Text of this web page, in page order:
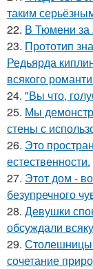
таким
22. В Тюмени за
23. Прототип
Редьярда
всякого
24. "Вы что,
25. Мы
стены с
26. Это
естественности.
27. Этот дом -
безупречного
28. Девушки
обсуждали
29. Столешницы
сочетание